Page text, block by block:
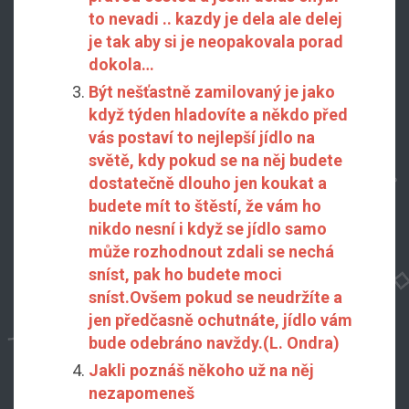
to nevadi .. kazdy je dela ale delej
je tak aby si je neopakovala porad
dokola…
Být nešťastně zamilovaný je jako
když týden hladovíte a někdo před
vás postaví to nejlepší jídlo na
světě, kdy pokud se na něj budete
dostatečně dlouho jen koukat a
budete mít to štěstí, že vám ho
nikdo nesní i když se jídlo samo
může rozhodnout zdali se nechá
sníst, pak ho budete moci
sníst.Ovšem pokud se neudržíte a
jen předčasně ochutnáte, jídlo vám
bude odebráno navždy.(L. Ondra)
Jakli poznáš někoho už na něj
nezapomeneš